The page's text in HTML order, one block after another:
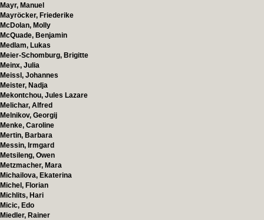
Mayr, Manuel
Mayröcker, Friederike
McDolan, Molly
McQuade, Benjamin
Medlam, Lukas
Meier-Schomburg, Brigitte
Meinx, Julia
Meissl, Johannes
Meister, Nadja
Mekontchou, Jules Lazare
Melichar, Alfred
Melnikov, Georgij
Menke, Caroline
Mertin, Barbara
Messin, Irmgard
Metsileng, Owen
Metzmacher, Mara
Michailova, Ekaterina
Michel, Florian
Michlits, Hari
Micic, Edo
Miedler, Rainer